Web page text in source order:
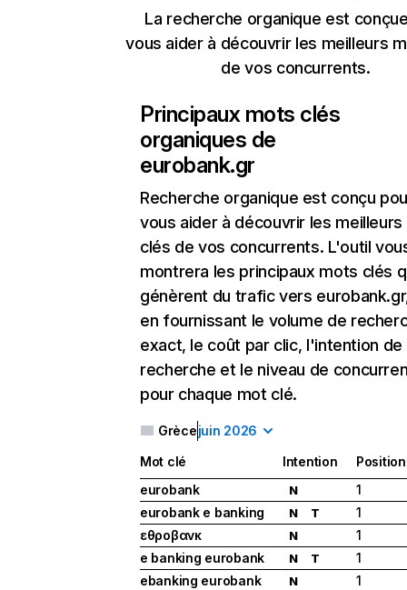
La recherche organique est
vous aider à découvrir les meilleurs
de vos concurrents.
Principaux mots clés
organiques de
eurobank.gr
Recherche organique est conçu
vous aider à découvrir les
clés de vos concurrents. L'outil
montrera les principaux mots clés
génèrent du trafic vers
en fournissant le volume de
exact, le coût par clic, l'intention de
recherche et le niveau de
pour chaque mot clé.
Grècejuin 2026
Mot clé Intention
Position
eurobank
N
1
eurobank e banking
N T
1
εθροβανκ
N
1
e banking eurobank
N T
1
ebanking eurobank
N 1